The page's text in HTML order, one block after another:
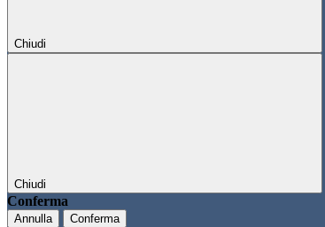
Chiudi
Chiudi
Conferma
Annulla Conferma